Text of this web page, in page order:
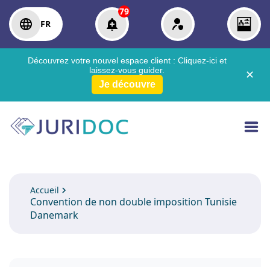
FR
79
Découvrez votre nouvel espace client : Cliquez-ici et
laissez-vous guider.
Je découvre
✕
Accueil
Convention de non double imposition Tunisie
Danemark